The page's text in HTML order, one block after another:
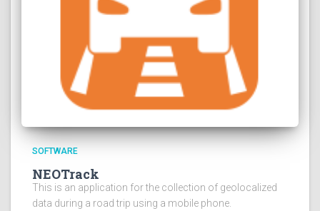
SOFTWARE
NEOTrack
This is an application for the collection of geolocalized
data during a road trip using a mobile phone.